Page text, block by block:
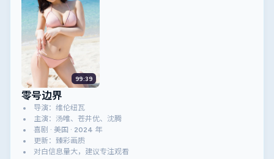
99:39
零号边界
导演：维伦纽瓦
主演：汤唯、苍井优、沈腾
喜剧 · 美国 · 2024 年
更新：臻彩画质
对白信息量大，建议专注观看